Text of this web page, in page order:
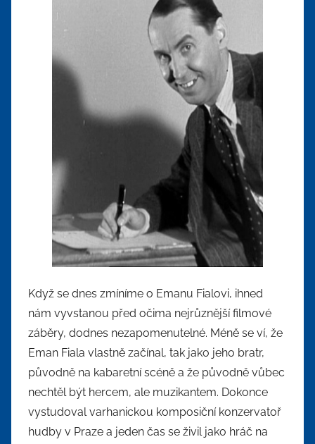
Když se dnes zmíníme o Emanu Fialovi, ihned
nám vyvstanou před očima nejrůznější filmové
záběry, dodnes nezapomenutelné. Méně se ví, že
Eman Fiala vlastně začínal, tak jako jeho bratr,
původně na kabaretní scéně a že původně vůbec
nechtěl být hercem, ale muzikantem. Dokonce
vystudoval varhanickou komposiční konzervatoř
hudby v Praze a jeden čas se živil jako hráč na